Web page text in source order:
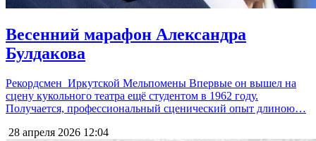
Весенний марафон Александра
Булдакова
Рекордсмен Иркутской Мельпомены Впервые он вышел на
сцену кукольного театра ещё студентом в 1962 году.
Получается, профессиональный сценический опыт длиною…
28 апреля 2026 12:04